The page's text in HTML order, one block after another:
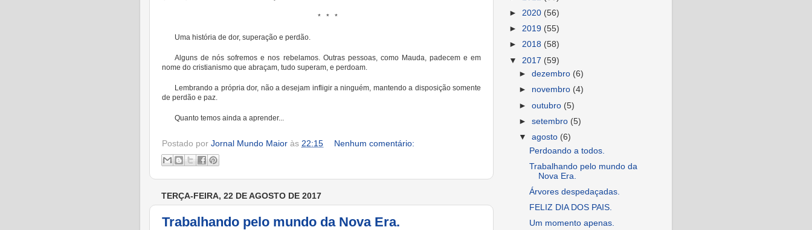
* * *
Uma história de dor, superação e perdão.
Alguns de nós sofremos e nos rebelamos. Outras pessoas, como Mauda, padecem e em
nome do cristianismo que abraçam, tudo superam, e perdoam.
Lembrando a própria dor, não a desejam infligir a ninguém, mantendo a disposição somente
de perdão e paz.
Quanto temos ainda a aprender...
Postado por Jornal Mundo Maior às 22:15 Nenhum comentário:
TERÇA-FEIRA, 22 DE AGOSTO DE 2017
Trabalhando pelo mundo da Nova Era.
► 2020 (56)
► 2019 (55)
► 2018 (58)
▼ 2017 (59)
►dezembro (6)
► novembro (4)
►outubro (5)
►setembro (5)
▼agosto (6)
Perdoando a todos.
Trabalhando pelo mundo da
Nova Era.
Árvores despedaçadas.
FELIZ DIA DOS PAIS.
Um momento apenas.